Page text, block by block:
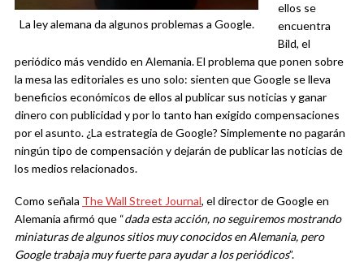
La ley alemana da algunos problemas a Google.
ellos se
encuentra
Bild, el
periódico más vendido en Alemania. El problema que ponen sobre
la mesa las editoriales es uno solo: sienten que Google se lleva
beneficios económicos de ellos al publicar sus noticias y ganar
dinero con publicidad y por lo tanto han exigido compensaciones
por el asunto. ¿La estrategia de Google? Simplemente no pagarán
ningún tipo de compensación y dejarán de publicar las noticias de
los medios relacionados.
Como señala The Wall Street Journal, el director de Google en
Alemania afirmó que “dada esta acción, no seguiremos mostrando
miniaturas de algunos sitios muy conocidos en Alemania, pero
Google trabaja muy fuerte para ayudar a los periódicos”.